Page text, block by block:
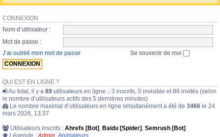
CONNEXION
Nom d’utilisateur :
Mot de passe :
J’ai oublié mon mot de passe
Se souvenir de moi
QUI EST EN LIGNE ?
Au total, il y a 89 utilisateurs en ligne :: 3 inscrits, 0 invisible et 86 invités (selon
le nombre d’utilisateurs actifs des 5 dernières minutes)
Le nombre maximal d’utilisateurs en ligne simultanément a été de 3466 le 24
mars 2026, 13:37
Utilisateurs inscrits : Ahrefs [Bot] , Baidu [Spider] , Semrush [Bot]
Légende : Admin Animateurs